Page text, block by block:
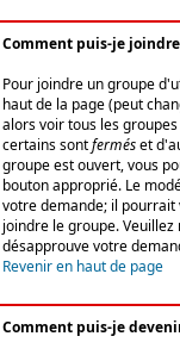
Comment puis-je
Pour joindre un groupe
haut de la page (peut
alors voir tous les
certains sontferméset
groupe est ouvert, vous
bouton approprié. Le
votre demande; il pourrait
joindre le groupe.
désapprouve votre
Revenir en haut de page
Comment puis-je